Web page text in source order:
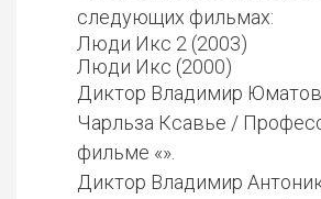
следующих фильмах:
Люди Икс 2 (2003)
Люди Икс (2000)
Диктор Владимир
Чарльза Ксавье /
фильме «».
Диктор Владимир